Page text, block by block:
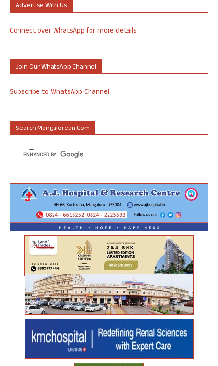
Advertise With Us
Connect over WhatsApp for more details
Join Our WhatsApp Channel
Subscribe to WhatsApp Channel
Search Mangalorean.com